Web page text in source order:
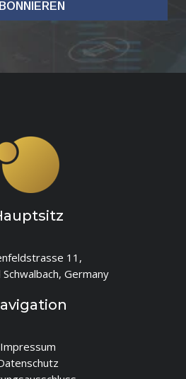
11,
Germany
Impressum